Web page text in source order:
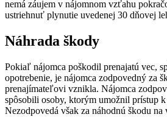
nemá záujem v nájomnom vzťahu
ustriehnuť plynutie uvedenej 30 dňovej
Náhrada škody
Pokiaľ nájomca poškodil prenajatú vec,
opotrebenie, je nájomca zodpovedný za
prenajímateľovi vznikla. Nájomca
spôsobili osoby, ktorým umožnil prístup
Nezodpovedá však za náhodnú škodu na